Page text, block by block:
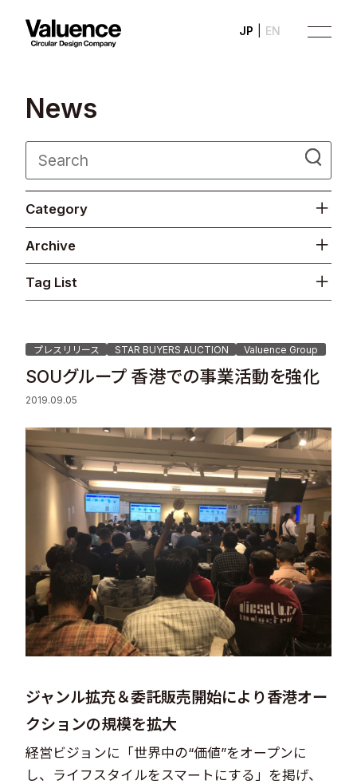
EN
JP
Company
Philosophy
Business
Investor Relations
Sustainability
Recruit
Contact
© Valuence Holdings Inc.
News
Category
Archive
Tag List
プレスリリース STAR BUYERS AUCTION Valuence Group
SOUグループ 香港での事業活動を強化
2019.09.05
ジャンル拡充＆委託販売開始により香港オー
クションの規模を拡大
経営ビジョンに「世界中の“価値”をオープンに
し、ライフスタイルをスマートにする」を掲げ、